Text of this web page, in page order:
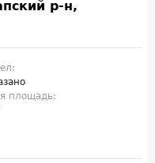
р-н,
площадь: